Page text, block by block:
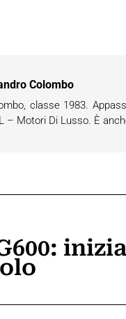
Colombo
classe 1983.
– Motori Di Lusso. È